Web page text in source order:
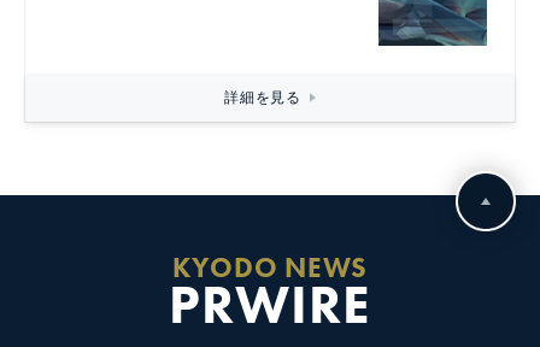
詳細を見る
KYODO NEWS
PRWIRE